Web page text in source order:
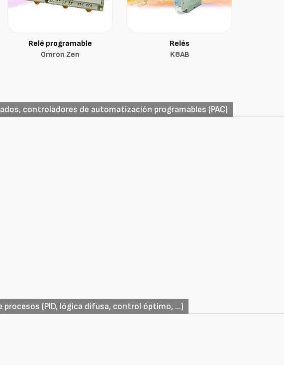
Relé programable
Omron Zen
Relés
K8AB
controladores de automatización programables (PAC)
(PID, lógica difusa, control óptimo, ...)